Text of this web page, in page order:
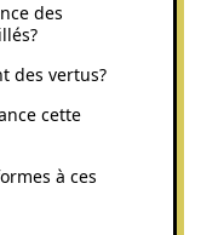
des
des vertus?
cette
à ces